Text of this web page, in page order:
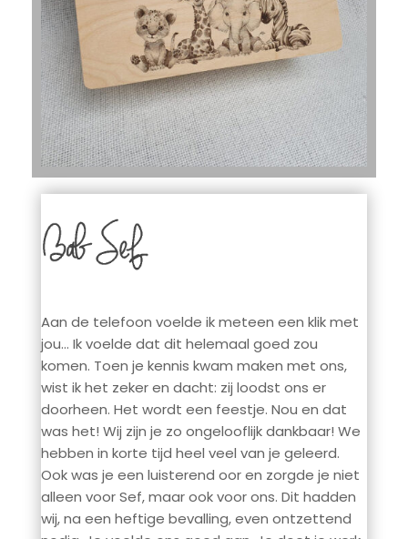
Aan de telefoon voelde ik meteen een klik met
jou… Ik voelde dat dit helemaal goed zou
komen. Toen je kennis kwam maken met ons,
wist ik het zeker en dacht: zij loodst ons er
doorheen. Het wordt een feestje. Nou en dat
was het! Wij zijn je zo ongelooflijk dankbaar! We
hebben in korte tijd heel veel van je geleerd.
Ook was je een luisterend oor en zorgde je niet
alleen voor Sef, maar ook voor ons. Dit hadden
wij, na een heftige bevalling, even ontzettend